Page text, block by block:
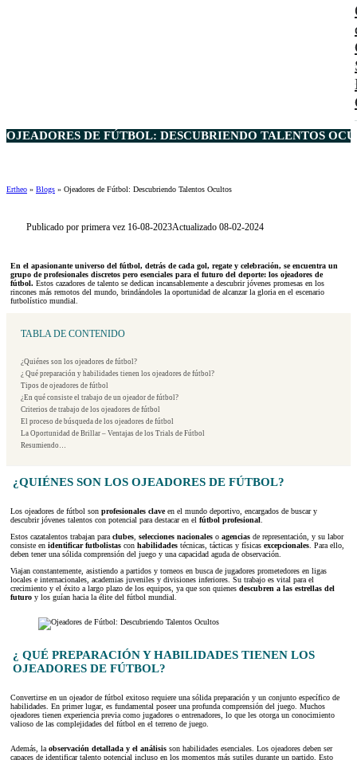
OJEADORES DE FÚTBOL: DESCUBRIENDO TALENTOS
Ertheo » Blogs » Ojeadores de Fútbol: Descubriendo Talentos Ocultos
Publicado por primera vez 16-08-2023Actualizado 08-02-2024
En el apasionante universo del fútbol, detrás de cada gol, regate y celebración, se encuentra un
grupo de profesionales discretos pero esenciales para el futuro del deporte: los ojeadores de
fútbol. Estos cazadores de talento se dedican incansablemente a descubrir jóvenes promesas en los
rincones más remotos del mundo, brindándoles la oportunidad de alcanzar la gloria en el escenario
futbolístico mundial.
TABLA DE CONTENIDO
¿Quiénes son los ojeadores de fútbol?
¿ Qué preparación y habilidades tienen los ojeadores de fútbol?
Tipos de ojeadores de fútbol
¿En qué consiste el trabajo de un ojeador de fútbol?
Criterios de trabajo de los ojeadores de fútbol
El proceso de búsqueda de los ojeadores de fútbol
La Oportunidad de Brillar – Ventajas de los Trials de Fútbol
Resumiendo…
¿QUIÉNES SON LOS OJEADORES DE FÚTBOL?
Los ojeadores de fútbol son profesionales claveen el mundo deportivo, encargados de buscar y
descubrir jóvenes talentos con potencial para destacar en el fútbol profesional
Estos cazatalentos trabajan para clubes selecciones nacionales o agencias de representación, y su labor
consiste en identificar futbolistas con habilidades técnicas, tácticas y físicas excepcionales . Para ello,
deben tener una sólida comprensión del juego y una capacidad aguda de observación.
Viajan constantemente, asistiendo a partidos y torneos en busca de jugadores prometedores en ligas
locales e internacionales, academias juveniles y divisiones inferiores. Su trabajo es vital para el
crecimiento y el éxito a largo plazo de los equipos, ya que son quienes descubren a las estrellas del
futuro y los guían hacia la élite del fútbol mundial.
¿ QUÉ PREPARACIÓN Y HABILIDADES TIENEN LOS
OJEADORES DE FÚTBOL?
Convertirse en un ojeador de fútbol exitoso requiere una sólida preparación y un conjunto específico de
habilidades. En primer lugar, es fundamental poseer una profunda comprensión del juego. Muchos
ojeadores tienen experiencia previa como jugadores o entrenadores, lo que les otorga un conocimiento
valioso de las complejidades del fútbol en el terreno de juego.
Además, la observación detallada y el análisis son habilidades esenciales. Los ojeadores deben ser
capaces de identificar talento potencial incluso en los momentos más sutiles durante un partido. Esto